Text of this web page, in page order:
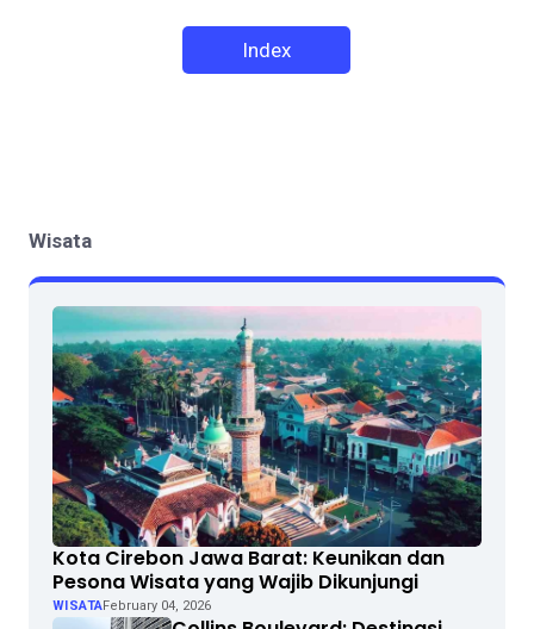
Index
Wisata
Kota Cirebon Jawa Barat: Keunikan dan
Pesona Wisata yang Wajib Dikunjungi
WISATAFebruary 04, 2026